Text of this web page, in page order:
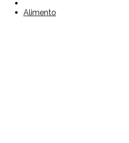
Alimento